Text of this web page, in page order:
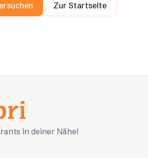
Zur Startseite
in deiner Nähe!